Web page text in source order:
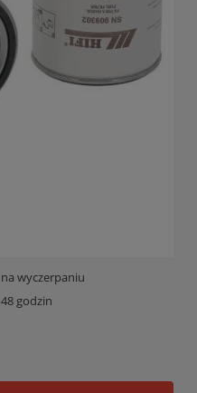
na wyczerpaniu
48 godzin